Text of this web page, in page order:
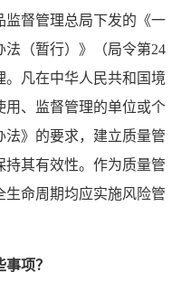
监督管理总局下发的《一
（暂行）》（局令第24
。凡在中华人民共和国境
用、监督管理的单位或个
法》的要求，建立质量管
持其有效性。作为质量管
生命周期均应实施风险管
项？